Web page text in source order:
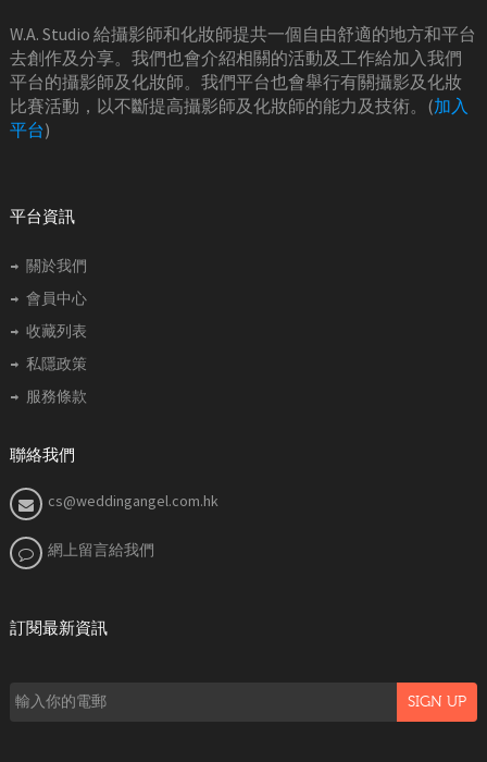
W.A. Studio 給攝影師和化妝師提共一個自由舒適的地方和平台
去創作及分享。我們也會介紹相關的活動及工作給加入我們
平台的攝影師及化妝師。我們平台也會舉行有關攝影及化妝
比賽活動，以不斷提高攝影師及化妝師的能力及技術。(加入
平台)
平台資訊
關於我們
會員中心
收藏列表
私隱政策
服務條款
聯絡我們
cs@weddingangel.com.hk
網上留言給我們
訂閱最新資訊